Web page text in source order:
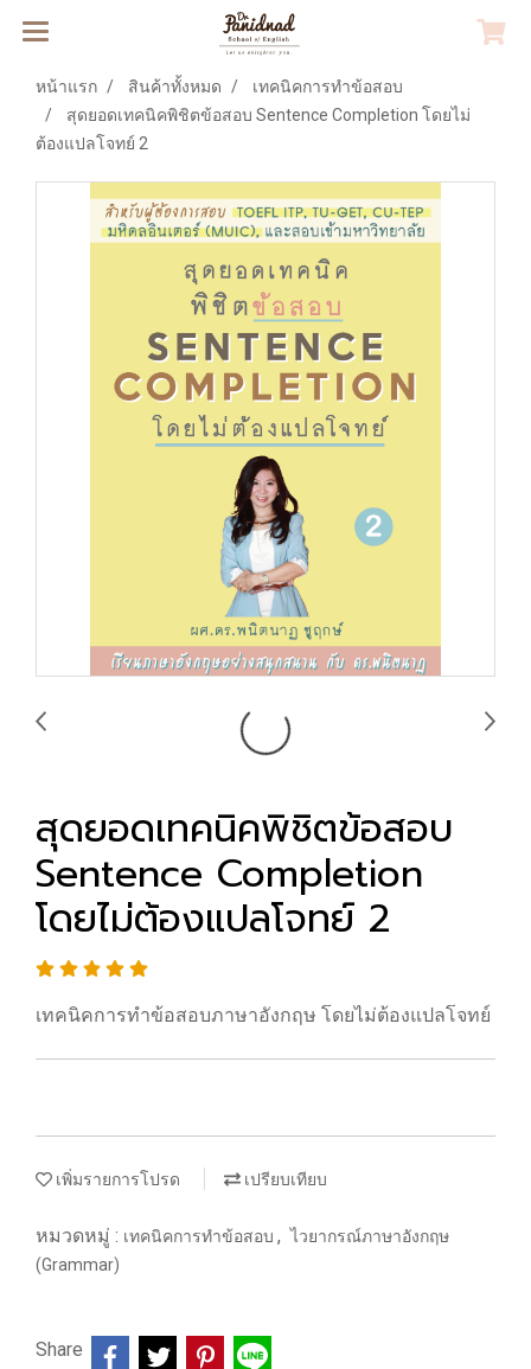
หน้าแรก สินค้าทั้งหมด
เทคนิคการทำข้อสอบ
สุดยอดเทคนิคพิชิตข้อสอบ Sentence Completion โดยไม่
ต้องแปลโจทย์ 2
สุดยอดเทคนิคพิชิตข้อสอบ
Sentence Completion
โดยไม่ต้องแปลโจทย์ 2
เทคนิคการทำข้อสอบภาษาอังกฤษ โดยไม่ต้องแปลโจทย์
เพิ่มรายการโปรด เปรียบเทียบ
หมวดหมู่ : เทคนิคการทำข้อสอบ , ไวยากรณ์ภาษาอังกฤษ
(Grammar)
Share